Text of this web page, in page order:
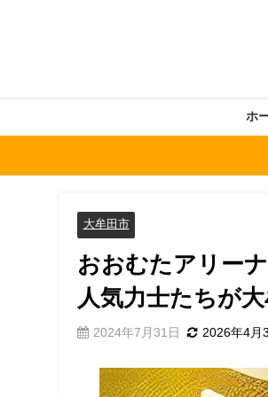
ホ
大牟田市
おおむたアリー
人気力士たちが大
2024年7月31日 2026年4月